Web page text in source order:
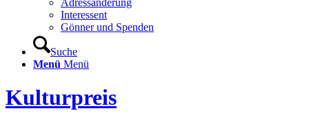
Adressänderung
Interessent
Gönner und Spenden
Suche
Menü Menü
Kulturpreis